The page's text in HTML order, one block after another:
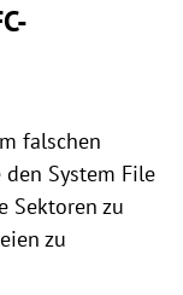
falschen
System File
Sektoren zu
zu